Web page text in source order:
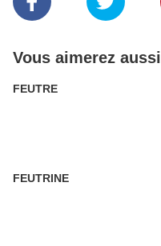
Vous aimerez aussi
FEUTRE
FEUTRINE